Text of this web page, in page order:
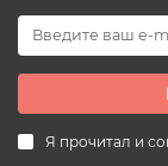
Я прочитал и